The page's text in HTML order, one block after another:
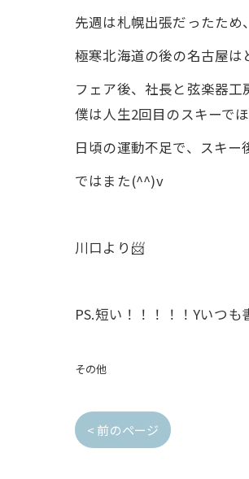
先週は札幌出張だったため
極寒北海道の後の名古屋
フェア後、社長と弦楽器
僕は人生2回目のスキーで
日頃の運動不足で、スキ
ではまた(^^)v
川口より📨
PS.短い！！！！！Yいつ
その他
< 前のページ